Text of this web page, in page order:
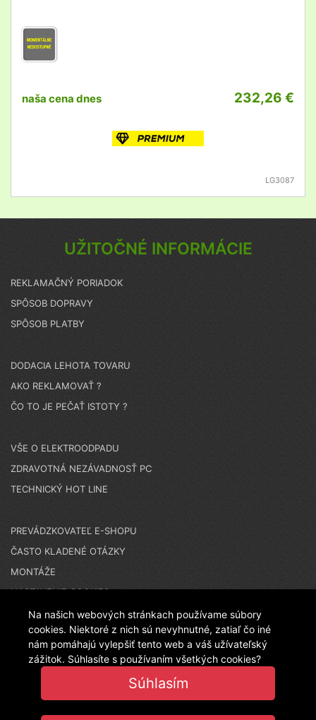
Na našich webových stránkach používame súbory
cookies. Niektoré z nich sú nevyhnutné, zatiaľ čo iné
nám pomáhajú vylepšiť tento web a váš užívateľský
zážitok. Súhlasíte s používaním všetkých cookies?
Súhlasím
naša cena dnes 232,26 €
LG3087
UŽITOČNÉ INFORMÁCIE
REKLAMAČNÝ PORIADOK
SPÔSOB DOPRAVY
SPÔSOB PLATBY
DODACIA LEHOTA TOVARU
AKO REKLAMOVAŤ ?
ČO TO JE PEČAŤ ISTOTY ?
VŠE O ELEKTROODPADU
ZDRAVOTNÁ NEZÁVADNOSŤ PC
TECHNICKÝ HOT LINE
PREVÁDZKOVATEĽ E-SHOPU
ČASTO KLADENÉ OTÁZKY
MONTÁŽE
NASTAVENIE COOKIES
N A K U P U J E T E N A Č E S K O M E S H O P E - T E N
T O E S H O P P R E V Á D Z K U J E L A N I T P L A S T